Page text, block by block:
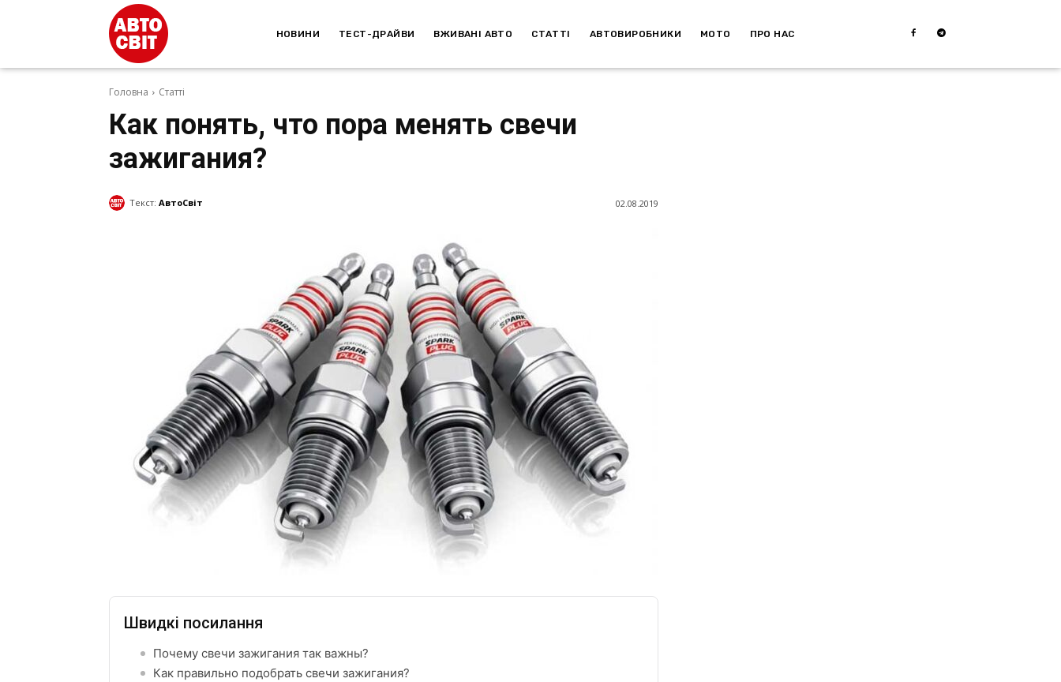
НОВИНИ ТЕСТ-ДРАЙВИ ВЖИВАНІ АВТО СТАТТІ АВТОВИРОБНИКИ МОТО ПРО НАС
Головна Статті
Как понять, что пора менять свечи
зажигания?
Текст: АвтоСвіт 02.08.2019
Швидкі посилання
Почему свечи зажигания так важны?
Как правильно подобрать свечи зажигания?